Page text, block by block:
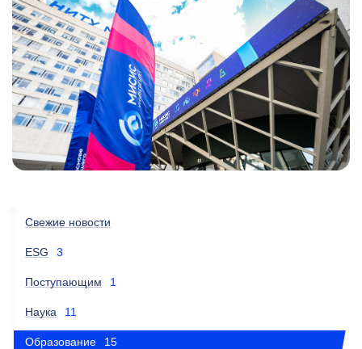
Свежие новости
ESG 3
Поступающим 1
Наука 11
Образование 15